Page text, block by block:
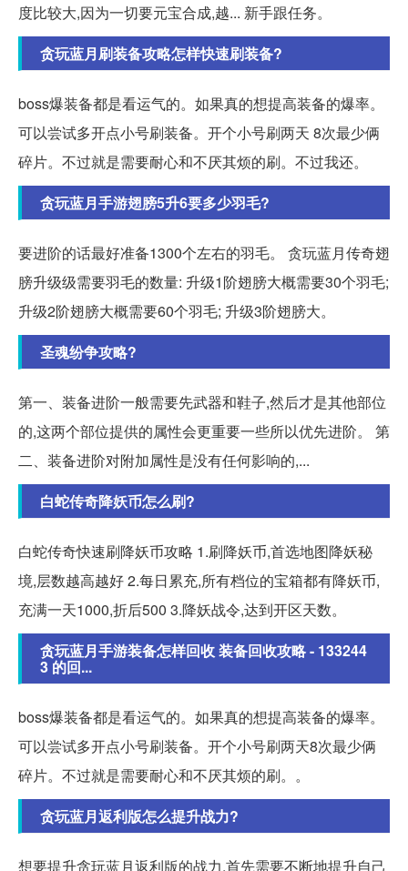
度比较大,因为一切要元宝合成,越... 新手跟任务。
贪玩蓝月刷装备攻略怎样快速刷装备?
boss爆装备都是看运气的。如果真的想提高装备的爆率。
可以尝试多开点小号刷装备。开个小号刷两天 8次最少俩
碎片。不过就是需要耐心和不厌其烦的刷。不过我还。
贪玩蓝月手游翅膀5升6要多少羽毛?
要进阶的话最好准备1300个左右的羽毛。 贪玩蓝月传奇翅
膀升级级需要羽毛的数量: 升级1阶翅膀大概需要30个羽毛;
升级2阶翅膀大概需要60个羽毛; 升级3阶翅膀大。
圣魂纷争攻略?
第一、装备进阶一般需要先武器和鞋子,然后才是其他部位
的,这两个部位提供的属性会更重要一些所以优先进阶。 第
二、装备进阶对附加属性是没有任何影响的,...
白蛇传奇降妖币怎么刷?
白蛇传奇快速刷降妖币攻略 1.刷降妖币,首选地图降妖秘
境,层数越高越好 2.每日累充,所有档位的宝箱都有降妖币,
充满一天1000,折后500 3.降妖战令,达到开区天数。
贪玩蓝月手游装备怎样回收 装备回收攻略 - 133244
3 的回...
boss爆装备都是看运气的。如果真的想提高装备的爆率。
可以尝试多开点小号刷装备。开个小号刷两天8次最少俩
碎片。不过就是需要耐心和不厌其烦的刷。。
贪玩蓝月返利版怎么提升战力?
想要提升贪玩蓝月返利版的战力,首先需要不断地提升自己